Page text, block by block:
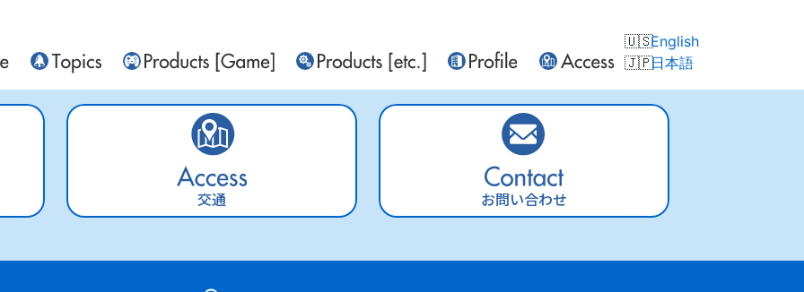
English
日本語
交通 お問い合わせ